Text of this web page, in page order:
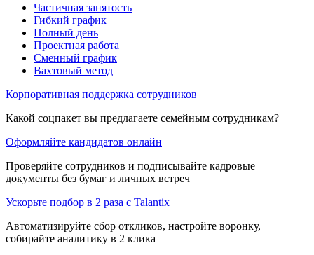
Частичная занятость
Гибкий график
Полный день
Проектная работа
Сменный график
Вахтовый метод
Корпоративная поддержка сотрудников
Какой соцпакет вы предлагаете семейным сотрудникам?
Оформляйте кандидатов онлайн
Проверяйте сотрудников и подписывайте кадровые
документы без бумаг и личных встреч
Ускорьте подбор в 2 раза с Talantix
Автоматизируйте сбор откликов, настройте воронку,
собирайте аналитику в 2 клика